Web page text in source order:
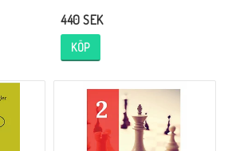
440 SEK
KÖP